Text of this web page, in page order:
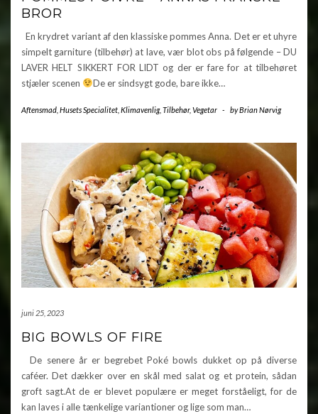
BROR
En krydret variant af den klassiske pommes Anna. Det er et uhyre
simpelt garniture (tilbehør) at lave, vær blot obs på følgende – DU
LAVER HELT SIKKERT FOR LIDT og der er fare for at tilbehøret
stjæler scenen
De er sindsygt gode, bare ikke…
Aftensmad Husets Specialitet Klimavenlig, Tilbehør, Vegetar - byBrian Nørvig
juni 25, 2023
BIG BOWLS OF FIRE
De senere år er begrebet Poké bowls dukket op på diverse
caféer. Det dækker over en skål med salat og et protein, sådan
groft sagt.At de er blevet populære er meget forståeligt, for de
kan laves i alle tænkelige variantioner og lige som man…